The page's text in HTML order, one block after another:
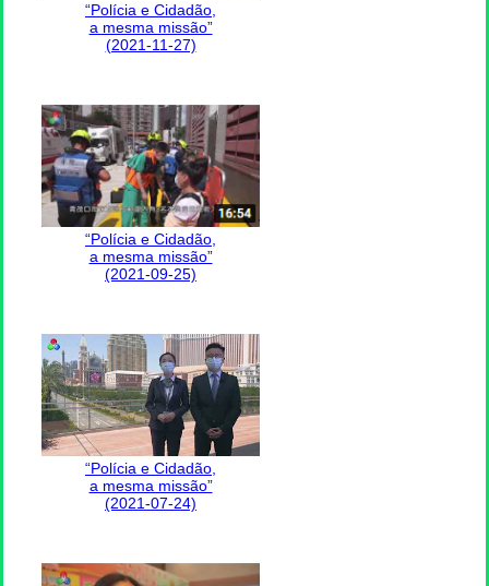
“Polícia e Cidadão,
a mesma missão”
(2021-11-27)
“Polícia e Cidadão,
a mesma missão”
(2021-09-25)
“Polícia e Cidadão,
a mesma missão”
(2021-07-24)